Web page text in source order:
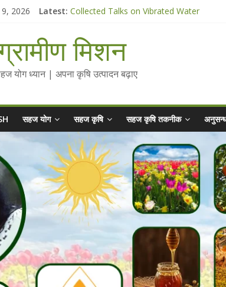
2026 Latest: Collected Talks on Vibrated Water
चैतन्यित जल pdf
Standee Designs @ 2025 for Sahaj
Chalo Gaon Ki Or Abhiyaan - 2025-26
मिशन
योग ध्यान | अपना कृषि उत्पादन बढ़ाए
सहज योग सहज कृषि सहज कृषि तकनीक